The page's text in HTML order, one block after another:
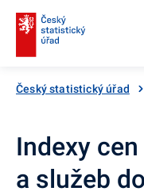
Český statistický úřad
Indexy
a služeb